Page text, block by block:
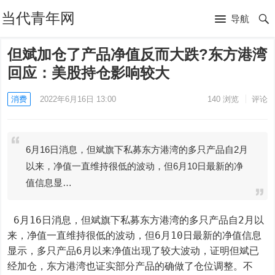
当代青年网 导航
但斌加仓了产品净值反而大跌?东方港湾
回应：美股持仓影响较大
消费 2022年6月16日 13:00 140浏览 评论
6月16日消息，但斌旗下私募东方港湾的多只产品自2月
以来，净值一直维持很低的波动，但6月10日最新的净
值信息显…
来，净值一直维持很低的波动，但6月10日最新的净值信息
显示，多只产品6月以来净值出现了较大波动，证明但斌已
经加仓，东方港湾也证实部分产品的确做了仓位调整。不